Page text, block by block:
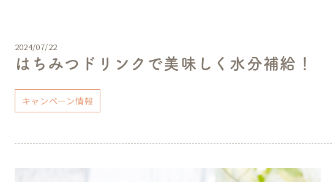
2024/07/22
はちみつドリンクで美味しく水分補給！
キャンペーン情報